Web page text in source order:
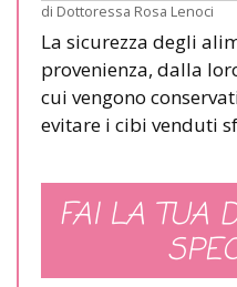
di Dottoressa Rosa Lenoci
La sicurezza degli
provenienza, dalla
cui vengono
evitare i cibi venduti
FAI LA TUA